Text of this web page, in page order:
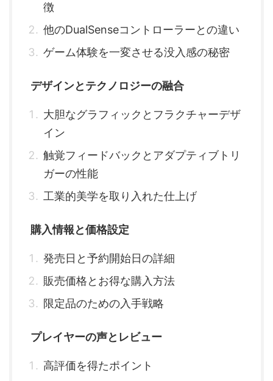
徴
他のDualSenseコントローラーとの違い
ゲーム体験を一変させる没入感の秘密
デザインとテクノロジーの融合
大胆なグラフィックとフラクチャーデザ
イン
触覚フィードバックとアダプティブトリ
ガーの性能
工業的美学を取り入れた仕上げ
購入情報と価格設定
発売日と予約開始日の詳細
販売価格とお得な購入方法
限定品のための入手戦略
プレイヤーの声とレビュー
高評価を得たポイント